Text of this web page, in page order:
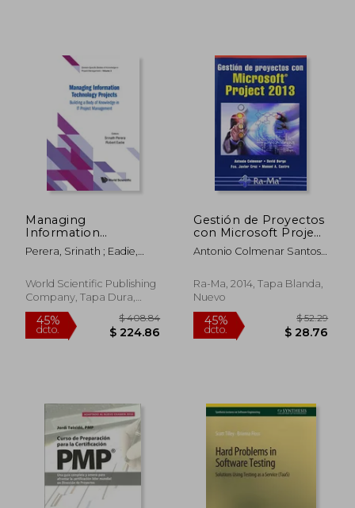
Managing
Information
Technology Projects:
Building a Body of
Project Management
(en Inglés)
Perera, Srinath ; Eadie,
World Scientific Publishing
Company, Tapa Dura,
Nuevo
Gestión de Proyectos
con Microsoft Project
2013
Antonio Colmenar Santos;
Manuel A. Castro Gil; David
Borge Díez
Ra-Ma, 2014, Tapa Blanda,
Nuevo